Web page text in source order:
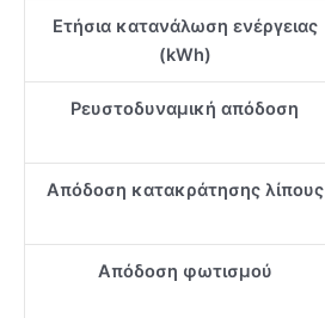
Ετήσια κατανάλωση ενέργειας
(kWh)
Ρευστοδυναμική απόδοση
Απόδοση κατακράτησης λίπους
Απόδοση φωτισμού